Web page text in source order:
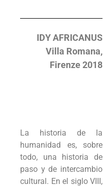
IDY AFRICANUS
Villa Romana,
Firenze 2018
La historia de la
humanidad es, sobre
todo, una historia de
paso y de intercambio
cultural. En el siglo VIII,